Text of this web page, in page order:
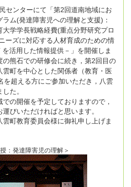
センターにて「第2回道南地域にお
ラム(発達障害児への理解と支援)：
大学学長戦略経費(重点分野研究プロ
ーズに対応する人材育成のための情
を活用した情報提供－ 」を開催しま
の熊石での研修会に続き，第2回目の
町を中心とした関係者（教育・医
を超える方にご参加いただき，八雲
た。
の開催を予定しておりますので，
びいただければと思います。
町教育委員会様に御礼申し上げま
：発達障害児の理解＞